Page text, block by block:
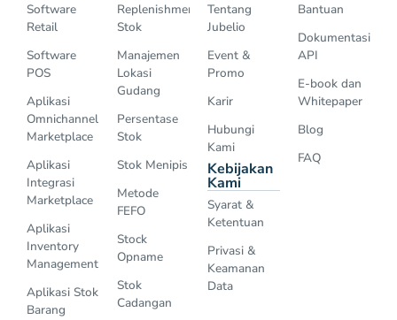
Software
Retail
Software
POS
Aplikasi
Omnichannel
Marketplace
Aplikasi
Integrasi
Marketplace
Aplikasi
Inventory
Management
Aplikasi Stok
Barang
Replenishment
Stok
Manajemen
Lokasi
Gudang
Persentase
Stok
Stok Menipis
Metode
FEFO
Stock
Opname
Stok
Cadangan
Tentang
Jubelio
Event &
Promo
Karir
Hubungi
Kami
Kebijakan
Kami
Syarat &
Ketentuan
Privasi &
Keamanan
Data
Bantuan
Dokumentasi
API
E-book dan
Whitepaper
Blog
FAQ